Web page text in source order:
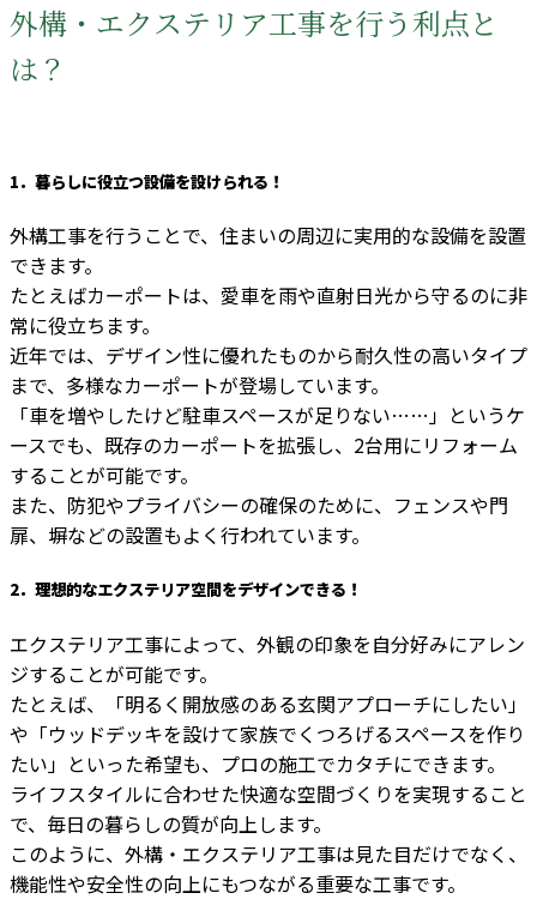
外構・エクステリア工事を行う利点と
は？
1．暮らしに役立つ設備を設けられる！
外構工事を行うことで、住まいの周辺に実用的な設備を設置
できます。
たとえばカーポートは、愛車を雨や直射日光から守るのに非
常に役立ちます。
近年では、デザイン性に優れたものから耐久性の高いタイプ
まで、多様なカーポートが登場しています。
「車を増やしたけど駐車スペースが足りない……」というケ
ースでも、既存のカーポートを拡張し、2台用にリフォーム
することが可能です。
また、防犯やプライバシーの確保のために、フェンスや門
扉、塀などの設置もよく行われています。
2．理想的なエクステリア空間をデザインできる！
エクステリア工事によって、外観の印象を自分好みにアレン
ジすることが可能です。
たとえば、「明るく開放感のある玄関アプローチにしたい」
や「ウッドデッキを設けて家族でくつろげるスペースを作り
たい」といった希望も、プロの施工でカタチにできます。
ライフスタイルに合わせた快適な空間づくりを実現すること
で、毎日の暮らしの質が向上します。
このように、外構・エクステリア工事は見た目だけでなく、
機能性や安全性の向上にもつながる重要な工事です。